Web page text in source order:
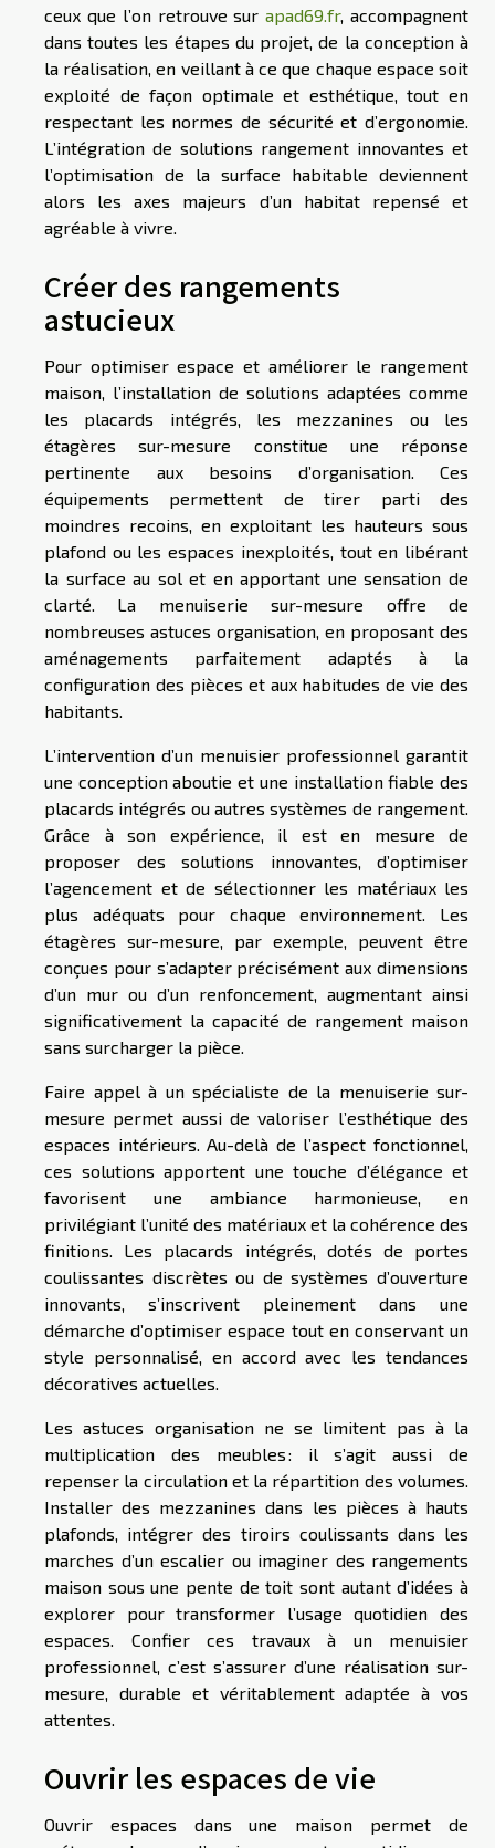
ceux que l’on retrouve surapad69.fr, accompagnent
dans toutes les étapes du projet, de la conception à
la réalisation, en veillant à ce que chaque espace soit
exploité de façon optimale et esthétique, tout en
respectant les normes de sécurité et d’ergonomie.
L’intégration de solutions rangement innovantes et
l’optimisation de la surface habitable deviennent
alors les axes majeurs d’un habitat repensé et
agréable à vivre.
Créer des rangements
astucieux
Pour optimiser espace et améliorer le rangement
maison, l’installation de solutions adaptées comme
les placards intégrés, les mezzanines ou les
étagères sur-mesure constitue une réponse
pertinente aux besoins d’organisation. Ces
équipements permettent de tirer parti des
moindres recoins, en exploitant les hauteurs sous
plafond ou les espaces inexploités, tout en libérant
la surface au sol et en apportant une sensation de
clarté. La menuiserie sur-mesure offre de
nombreuses astuces organisation, en proposant des
aménagements parfaitement adaptés à la
configuration des pièces et aux habitudes de vie des
habitants.
L’intervention d’un menuisier professionnel garantit
une conception aboutie et une installation fiable des
placards intégrés ou autres systèmes de rangement.
Grâce à son expérience, il est en mesure de
proposer des solutions innovantes, d’optimiser
l’agencement et de sélectionner les matériaux les
plus adéquats pour chaque environnement. Les
étagères sur-mesure, par exemple, peuvent être
conçues pour s’adapter précisément aux dimensions
d’un mur ou d’un renfoncement, augmentant ainsi
significativement la capacité de rangement maison
sans surcharger la pièce.
Faire appel à un spécialiste de la menuiserie sur-
mesure permet aussi de valoriser l’esthétique des
espaces intérieurs. Au-delà de l’aspect fonctionnel,
ces solutions apportent une touche d’élégance et
favorisent une ambiance harmonieuse, en
privilégiant l’unité des matériaux et la cohérence des
finitions. Les placards intégrés, dotés de portes
coulissantes discrètes ou de systèmes d’ouverture
innovants, s’inscrivent pleinement dans une
démarche d’optimiser espace tout en conservant un
style personnalisé, en accord avec les tendances
décoratives actuelles.
Les astuces organisation ne se limitent pas à la
multiplication des meubles : il s’agit aussi de
repenser la circulation et la répartition des volumes.
Installer des mezzanines dans les pièces à hauts
plafonds, intégrer des tiroirs coulissants dans les
marches d’un escalier ou imaginer des rangements
maison sous une pente de toit sont autant d’idées à
explorer pour transformer l’usage quotidien des
espaces. Confier ces travaux à un menuisier
professionnel, c’est s’assurer d’une réalisation sur-
mesure, durable et véritablement adaptée à vos
attentes.
Ouvrir les espaces de vie
Ouvrir espaces dans une maison permet de